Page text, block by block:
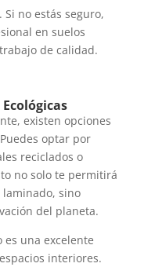
no estás seguro,
en suelos
de calidad.
existen opciones
optar por
reciclados o
no solo te permitirá
sino
del planeta.
es una excelente
interiores.